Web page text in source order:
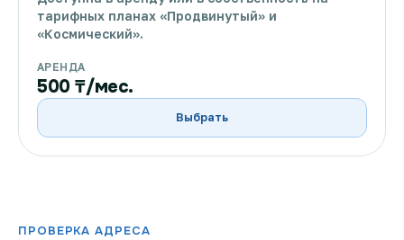
тарифных планах «Продвинутый» и
«Космический».
АРЕНДА
500 ₸/мес.
Выбрать
ПРОВЕРКА АДРЕСА